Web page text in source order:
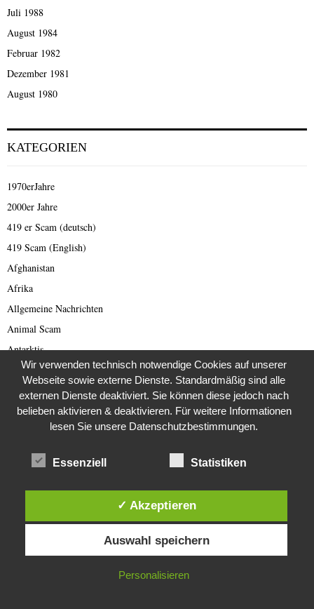
Juli 1988
August 1984
Februar 1982
Dezember 1981
August 1980
KATEGORIEN
1970erJahre
2000er Jahre
419 er Scam (deutsch)
419 Scam (English)
Afghanistan
Afrika
Allgemeine Nachrichten
Animal Scam
Antarktis
Arabischer Frühling
Archäologie
Architektur
Archiv 1980 er
Archiv 1990 er
Artículo en lengua española
Asien
Bild des Tages
Diese Website verwendet Cookies. Durch die weitere Nutzung dieser
Website stimmst du der Verwendung von Cookies zu.
IN ORDNUNG
Wir verwenden technisch notwendige Cookies auf unserer
Webseite sowie externe Dienste. Standardmäßig sind alle
externen Dienste deaktiviert. Sie können diese jedoch nach
belieben aktivieren & deaktivieren. Für weitere Informationen
lesen Sie unsere Datenschutzbestimmungen.
Essenziell Statistiken
✓ Akzeptieren
Auswahl speichern
Personalisieren